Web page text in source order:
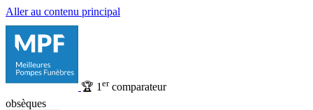
Aller au contenu principal
🏆 1 ercomparateur
obsèques